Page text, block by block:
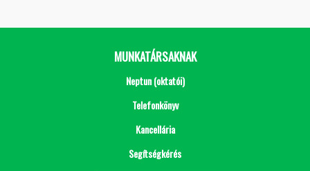
MUNKATÁRSAKNAK
Neptun (oktatói)
Telefonkönyv
Kancellária
Segítségkérés